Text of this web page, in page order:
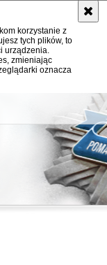
korzystanie z
tych plików, to
urządzenia.
zmieniając
oznacza